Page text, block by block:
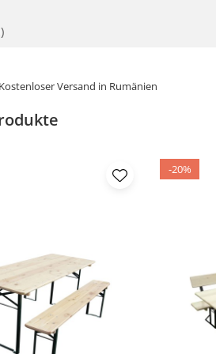
Versand in Rumänien
-20%